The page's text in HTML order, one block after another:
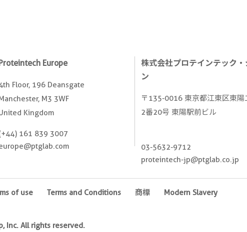
Europe
Floor, 196 Deansgate
M3 3WF
Kingdom
161 839 3007
株式会社プロテインテック・
ン
〒135-0016 東京都江東区東陽
2番20号 東陽駅前ビル
03-5632-9712
proteintech-jp@ptglab.co.jp
of use Terms and Conditions 商標
Modern Slavery
Inc. All rights reserved.